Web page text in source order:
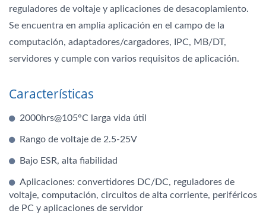
reguladores de voltaje y aplicaciones de desacoplamiento.
Se encuentra en amplia aplicación en el campo de la
computación, adaptadores/cargadores, IPC, MB/DT,
servidores y cumple con varios requisitos de aplicación.
Características
2000hrs@105°C larga vida útil
Rango de voltaje de 2.5-25V
Bajo ESR, alta fiabilidad
Aplicaciones: convertidores DC/DC, reguladores de
voltaje, computación, circuitos de alta corriente, periféricos
de PC y aplicaciones de servidor